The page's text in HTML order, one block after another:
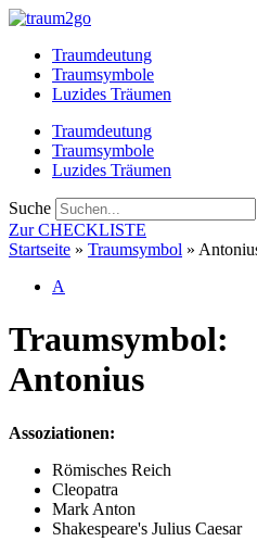
Zum
springenTraumdeutung
Traumsymbole
Luzides Träumen
Traumdeutung
Traumsymbole
Luzides Träumen
Suche
Zur CHECKLISTE
Startseite » Traumsymbol »
A
Traumsymbol:
Antonius
Assoziationen:
Römisches Reich
Cleopatra
Mark Anton
Shakespeare's Julius Caesar